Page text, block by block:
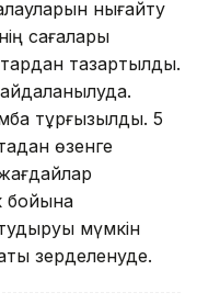
нығайту
сағалары
тазартылды.
тұрғызылды. 5
өзенге
бойына
мүмкін
зерделенуде.